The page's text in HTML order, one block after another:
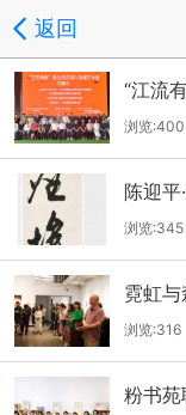
返回
“江流
家邀请
浏览:400
陈迎平
浏览:345
霓虹
（
浏览:316
粉书